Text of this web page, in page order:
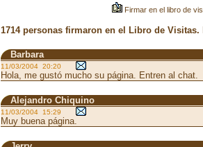
Firmar en el libro de
1714 personas firmaron en el Libro de Visitas.
Barbara
11/03/2004 20:20
Hola, me gustó mucho su página. Entren al chat.
Alejandro Chiquino
11/03/2004 15:29
Muy buena página.